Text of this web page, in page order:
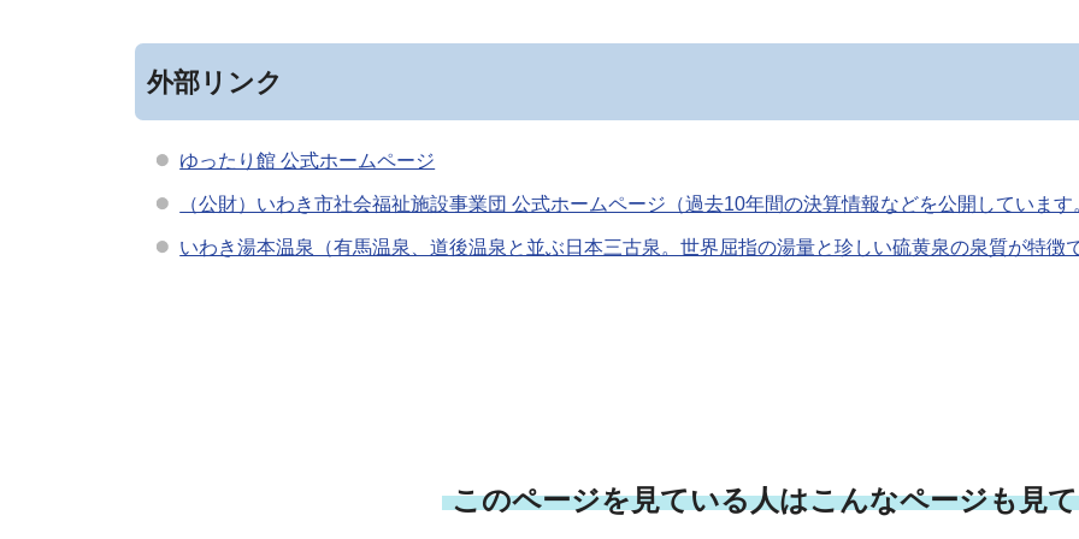
外部リンク
ゆったり館 公式ホームページ
（公財）いわき市社会福祉施設事業団 公式ホームページ（過去10年間の決算情報などを公開しています
いわき湯本温泉（有馬温泉、道後温泉と並ぶ日本三古泉。世界屈指の湯量と珍しい硫黄泉の泉質が特徴
このページを見ている人はこんなページも見